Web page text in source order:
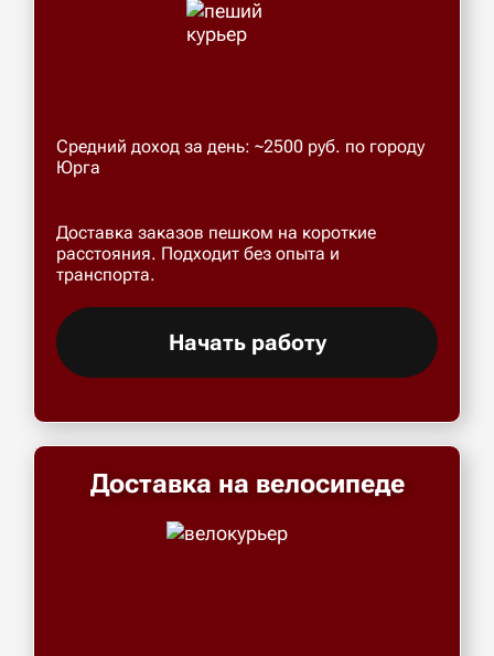
Средний доход за день: ~2500 руб. по городу
Юрга
Доставка заказов пешком на короткие
расстояния. Подходит без опыта и
транспорта.
Начать работу
Доставка на велосипеде